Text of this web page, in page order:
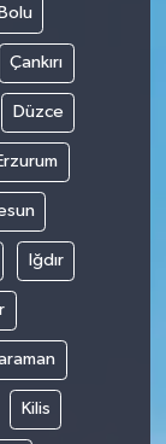
Bolu
Çankırı
Düzce
Iğdır
Kilis